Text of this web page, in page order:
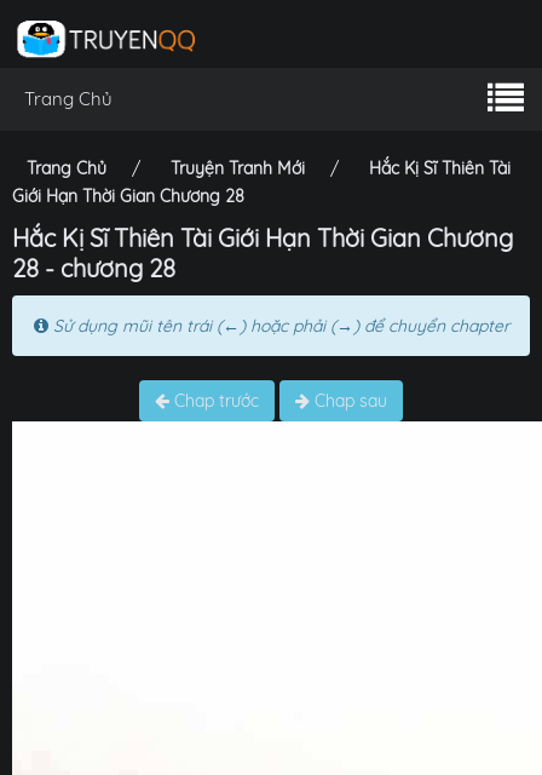
Trang Chủ
Trang Chủ Truyện Tranh Mới
Hắc Kị Sĩ Thiên Tài
Giới Hạn Thời Gian Chương 28
Hắc Kị Sĩ Thiên Tài Giới Hạn Thời Gian Chương
28 - chương 28
Sử dụng mũi tên trái (←) hoặc phải (→) để chuyển chapter
Chap trước Chap sau